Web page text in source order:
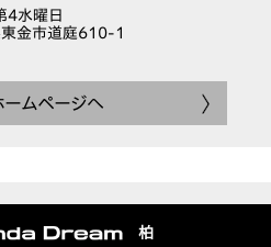
4水曜日
金市道庭610-1
ムページへ
柏